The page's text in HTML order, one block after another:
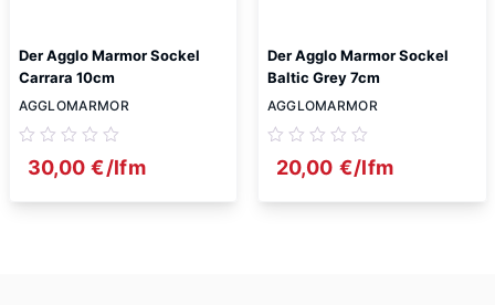
Der Agglo Marmor Sockel
Carrara 10cm
AGGLOMARMOR
30,00 €/lfm
Der Agglo Marmor Sockel
Baltic Grey 7cm
AGGLOMARMOR
20,00 €/lfm